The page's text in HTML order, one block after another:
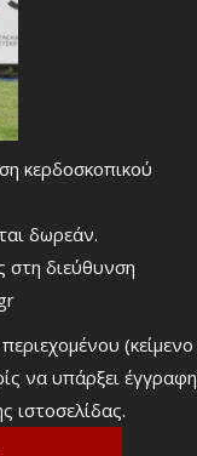
κερδοσκοπικού
δωρεάν.
στη διεύθυνση
(κείμενο
να υπάρξει έγγραφη
ιστοσελίδας.